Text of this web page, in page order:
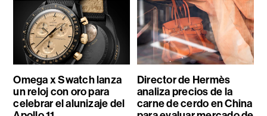
Omega x Swatch lanza
un reloj con oro para
celebrar el alunizaje del
Director de Hermès
analiza precios de la
carne de cerdo en China